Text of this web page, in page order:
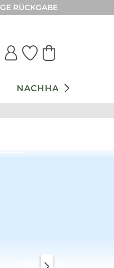
RÜCKGABE
NACHHALTIGKEIT
Birkenstock